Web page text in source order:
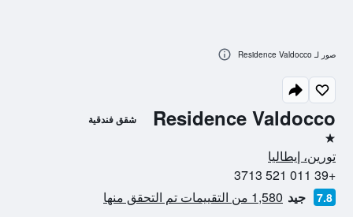
Residence Valdocco شقق فندقية
نجمة واحدة
تورين، إيطاليا
+39 011 521 3713
7.8 جيد 1,580 من التقييمات تم التحقق منها
صور لـ Residence Valdocco